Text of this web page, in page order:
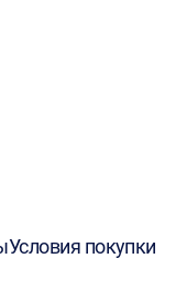
Условия покупки